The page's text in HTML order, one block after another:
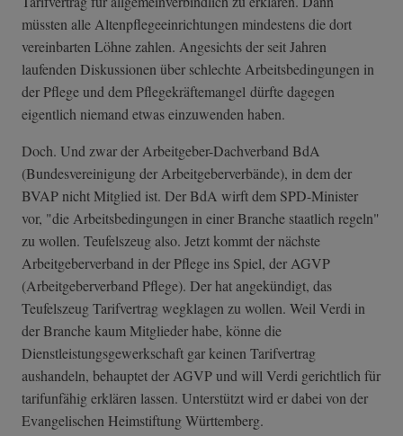
müssten alle Altenpflegeeinrichtungen mindestens die dort
vereinbarten Löhne zahlen. Angesichts der seit Jahren
laufenden Diskussionen über schlechte Arbeitsbedingungen in
der Pflege und dem Pflegekräftemangel dürfte dagegen
eigentlich niemand etwas einzuwenden haben.
Doch. Und zwar der Arbeitgeber-Dachverband BdA
(Bundesvereinigung der Arbeitgeberverbände), in dem der
BVAP nicht Mitglied ist. Der BdA wirft dem SPD-Minister
vor, "die Arbeitsbedingungen in einer Branche staatlich regeln"
zu wollen. Teufelszeug also. Jetzt kommt der nächste
Arbeitgeberverband in der Pflege ins Spiel, der AGVP
(Arbeitgeberverband Pflege). Der hat angekündigt, das
Teufelszeug Tarifvertrag wegklagen zu wollen. Weil Verdi in
der Branche kaum Mitglieder habe, könne die
Dienstleistungsgewerkschaft gar keinen Tarifvertrag
aushandeln, behauptet der AGVP und will Verdi gerichtlich für
tarifunfähig erklären lassen. Unterstützt wird er dabei von der
Evangelischen Heimstiftung Württemberg.